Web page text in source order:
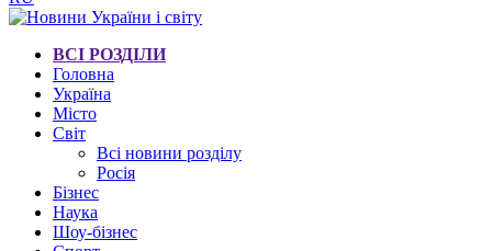
ВСІ РОЗДІЛИ
Головна
Україна
Місто
Світ
Всі новини розділу
Росія
Бізнес
Наука
Шоу-бізнес